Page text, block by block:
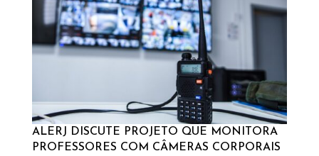
ALERJ DISCUTE PROJETO QUE MONITORA
PROFESSORES COM CÂMERAS CORPORAIS